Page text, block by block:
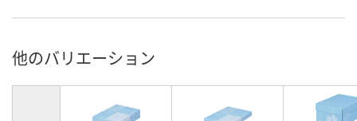
他のバリエーション